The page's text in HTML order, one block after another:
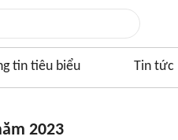
tin tiêu biểu Tin tức
2023